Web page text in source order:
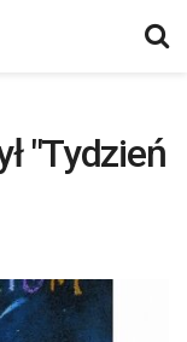
"Tydzień